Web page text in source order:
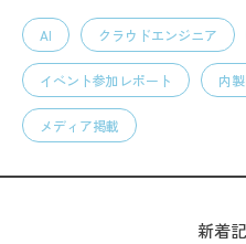
AI クラウドエンジニア
イベント参加レポート 内
メディア掲載
新着